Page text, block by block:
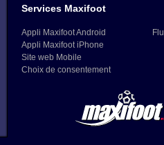
Services Maxifoot
Appli Maxifoot Android
Appli Maxifoot iPhone
Site web Mobile
Choix de consentement